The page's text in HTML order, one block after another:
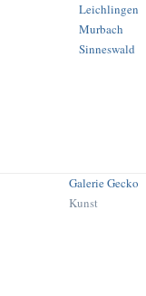
Leichlingen
Murbach
Sinneswald
Galerie Gecko
Kunst